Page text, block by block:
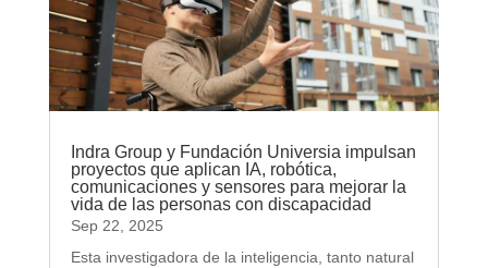
Indra Group y Fundación Universia impulsan
proyectos que aplican IA, robótica,
comunicaciones y sensores para mejorar la
vida de las personas con discapacidad
Sep 22, 2025
Esta investigadora de la inteligencia, tanto natural